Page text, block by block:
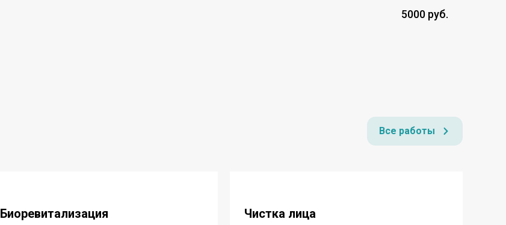
5000 руб.
Все работы
Биоревитализация Чистка лица